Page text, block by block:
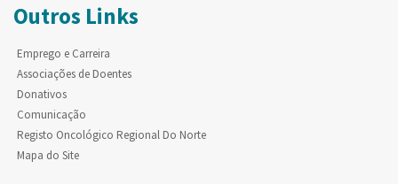
Outros Links
Emprego e Carreira
Associações de Doentes
Donativos
Comunicação
Registo Oncológico Regional Do Norte
Mapa do Site